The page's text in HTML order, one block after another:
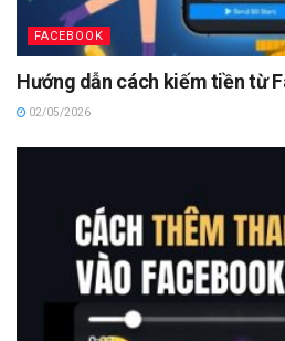
FACEBOOK
Hướng dẫn cách kiếm tiền từ
02/05/2026